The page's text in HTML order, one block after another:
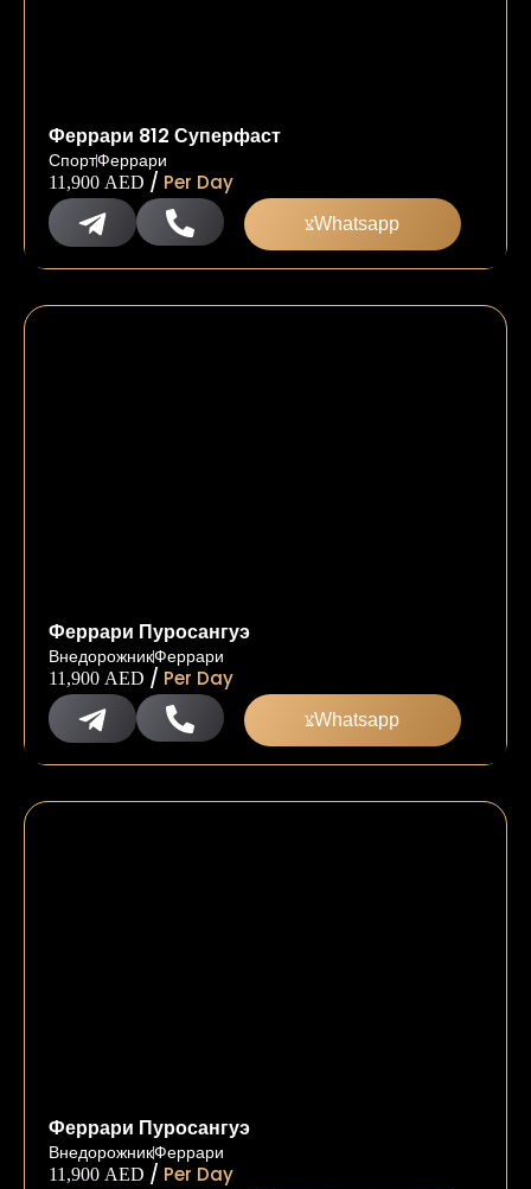
Феррари 812 Суперфаст
СпортФеррари
11,900 AED / Per Day
Whatsapp
Феррари Пуросангуэ
ВнедорожникФеррари
11,900 AED / Per Day
Whatsapp
Феррари Пуросангуэ
ВнедорожникФеррари
11,900 AED / Per Day